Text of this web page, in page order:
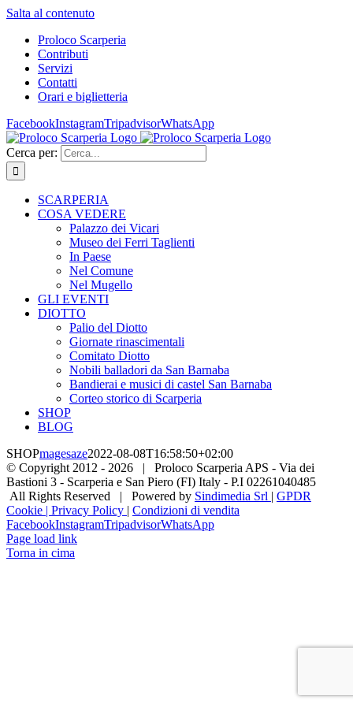
Salta al contenuto
Proloco Scarperia
Contributi
Servizi
Contatti
Orari e biglietteria
FacebookInstagramTripadvisorWhatsApp
Cerca per:
SCARPERIA
COSA VEDERE
Palazzo dei Vicari
Museo dei Ferri Taglienti
In Paese
Nel Comune
Nel Mugello
GLI EVENTI
DIOTTO
Palio del Diotto
Giornate rinascimentali
Comitato Diotto
Nobili balladori da San Barnaba
Bandierai e musici di castel San Barnaba
Corteo storico di Scarperia
SHOP
BLOG
SHOPmagesaze2022-08-08T16:58:50+02:00
© Copyright 2012 - 2026 | Proloco Scarperia APS - Via dei
Bastioni 3 - Scarperia e San Piero (FI) Italy - P.I 02261040485
All Rights Reserved | Powered by Sindimedia Srl | GPDR
Cookie | Privacy Policy | Condizioni di vendita
FacebookInstagramTripadvisorWhatsApp
Page load link
Torna in cima